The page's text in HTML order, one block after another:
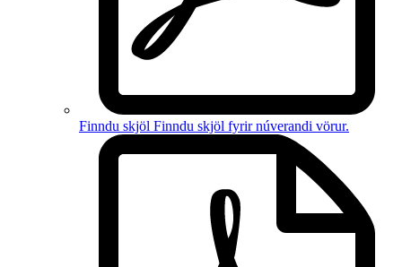
Finndu skjöl Finndu skjöl fyrirnúverandi vörur.